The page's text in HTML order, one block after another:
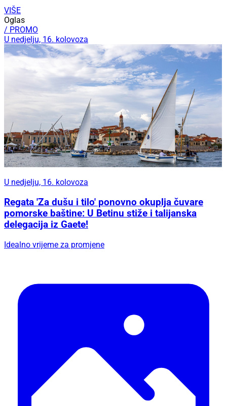
VIŠE
Oglas
/ PROMO
U nedjelju, 16. kolovoza
U nedjelju, 16. kolovoza
Regata 'Za dušu i tilo' ponovno okuplja čuvare
pomorske baštine: U Betinu stiže i talijanska
delegacija iz Gaete!
Idealno vrijeme za promjene